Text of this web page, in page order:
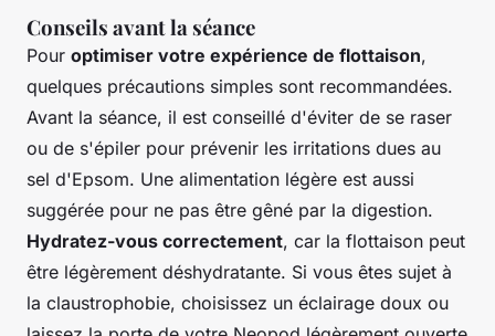
Conseils avant la séance
Pour optimiser votre expérience de flottaison,
quelques précautions simples sont recommandées.
Avant la séance, il est conseillé d'éviter de se raser
ou de s'épiler pour prévenir les irritations dues au
sel d'Epsom. Une alimentation légère est aussi
suggérée pour ne pas être gêné par la digestion.
Hydratez-vous correctement, car la flottaison peut
être légèrement déshydratante. Si vous êtes sujet à
la claustrophobie, choisissez un éclairage doux ou